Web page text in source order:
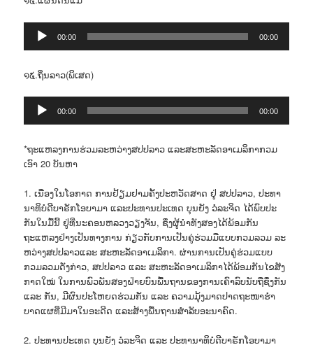
Audio
Player
00:00 00:00
໑໕.ຖິ່ນລາວ(ພິເສດ)
Audio
Player
00:00 00:00
*ຖະແຫລງການຮ່ວມລະຫວ່າງສປປລາວ ແລະສະຫະລັດອາເມລິກາກວມ
ເອົາ 20 ບັນຫາ
1. ເນື່ອງໃນໂອກາດ ການຢ້ຽມຢາມຄັ້ງປະຫວັດສາດ ຢູ່ ສປປລາວ, ປະທາ
ນາທິບໍດີບາຣັກໂອບາມາ ແລະປະທານປະເທດ ບຸນຍັງ ວໍລະຈິດ ໄດ້ພົບປະ
ກັນໃນມື້ນີ້ ຢູ່ທີ່ນະຄອນຫລວງວຽງຈັນ, ຊຶ່ງຜູ້ນຳທັງສອງໄດ້ພ້ອມກັນ
ຖະແຫລງຢ່າງເປັນທາງການ ກ່ຽວກັບການເປັນຄູ່ຮ່ວມມືແບບກວມລວມ ລະ
ຫວ່າງສປປລາວແລະ ສະຫະລັດອາເມລິກາ. ຜ່ານການເປັນຄູ່ຮ່ວມແບບ
ກວມລວມດັ່ງກ່າວ, ສປປລາວ ແລະ ສະຫະລັດອາເມລິກາໄດ້ພ້ອມກັນໄຂສັງ
ກາດໃໝ່ ໃນການພົວພັນສອງຝ່າຍບົນພື້ນຖານຂອງການເຄົາລົບນັບຖືຊຶ່ງກັນ
ແລະ ກັນ, ມີຜົນປະໂຫຍດຮ່ວມກັນ ແລະ ຄວາມມຸ້ງມາດປາດຖະໜາຮໍາ
ບາດແຜທີ່ມີມາໃນອະດີດ ແລະສ້າງພື້ນຖານສຳລັບອະນາຄົດ.
2. ປະທານປະເທດ ບຸນຍັງ ວໍລະຈິດ ແລະ ປະທານາທິບໍດີບາຣັກໂອບາມາ